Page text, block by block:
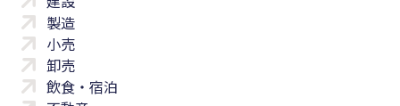
製造
小売
卸売
飲食・宿泊